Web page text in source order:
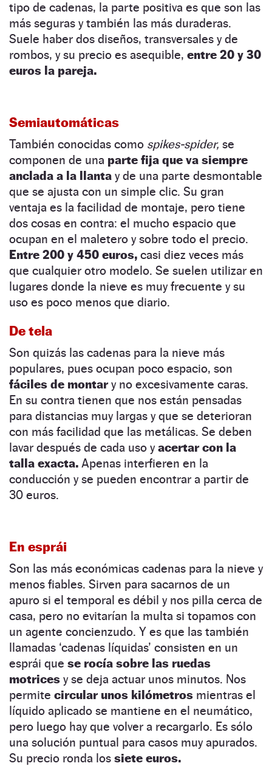
tipo de cadenas, la parte positiva es que son las
más seguras y también las más duraderas.
Suele haber dos diseños, transversales y de
rombos, y su precio es asequible, entre 20 y 30
euros la pareja.
Semiautomáticas
También conocidas como spikes-spider, se
componen de una parte fija que va siempre
anclada a la llanta y de una parte desmontable
que se ajusta con un simple clic. Su gran
ventaja es la facilidad de montaje, pero tiene
dos cosas en contra: el mucho espacio que
ocupan en el maletero y sobre todo el precio.
Entre 200 y 450 euros, casi diez veces más
que cualquier otro modelo. Se suelen utilizar en
lugares donde la nieve es muy frecuente y su
uso es poco menos que diario.
De tela
Son quizás las cadenas para la nieve más
populares, pues ocupan poco espacio, son
fáciles de montary no excesivamente caras.
En su contra tienen que nos están pensadas
para distancias muy largas y que se deterioran
con más facilidad que las metálicas. Se deben
lavar después de cada uso yacertar con la
talla exacta. Apenas interfieren en la
conducción y se pueden encontrar a partir de
30 euros.
En esprái
Son las más económicas cadenas para la nieve y
menos fiables. Sirven para sacarnos de un
apuro si el temporal es débil y nos pilla cerca de
casa, pero no evitarían la multa si topamos con
un agente concienzudo. Y es que las también
llamadas ‘cadenas líquidas’ consisten en un
esprái que se rocía sobre las ruedas
motrices y se deja actuar unos minutos. Nos
permite circular unos kilómetros mientras el
líquido aplicado se mantiene en el neumático,
pero luego hay que volver a recargarlo. Es sólo
una solución puntual para casos muy apurados.
Su precio ronda los siete euros.